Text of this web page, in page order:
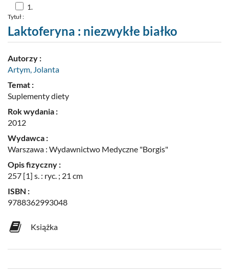
Skocz
do
nr
1
1.
Tytuł :
Laktoferyna : niezwykłe białko
Autorzy :
Artym, Jolanta
Temat :
Suplementy diety
Rok wydania :
2012
Wydawca :
Warszawa : Wydawnictwo Medyczne "Borgis"
Opis fizyczny :
257 [1] s. : ryc. ; 21 cm
ISBN :
9788362993048
Książka